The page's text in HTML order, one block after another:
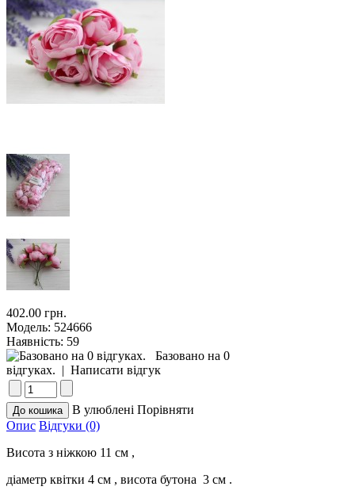
402.00 грн.
Модель: 524666
Наявність: 59
Базовано на 0
відгуках. | Написати відгук
В улюблені Порівняти
Опис Відгуки (0)
Висота з ніжкою 11 см ,
діаметр квітки 4 см , висота бутона 3 см .